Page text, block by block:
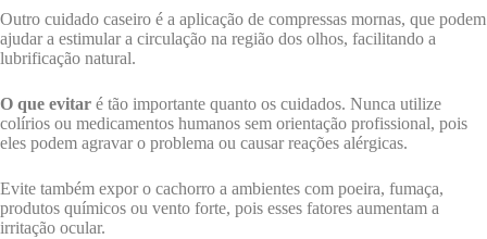
Outro cuidado caseiro é a aplicação de compressas mornas, que podem
ajudar a estimular a circulação na região dos olhos, facilitando a
lubrificação natural.
O que evitar é tão importante quanto os cuidados. Nunca utilize
colírios ou medicamentos humanos sem orientação profissional, pois
eles podem agravar o problema ou causar reações alérgicas.
Evite também expor o cachorro a ambientes com poeira, fumaça,
produtos químicos ou vento forte, pois esses fatores aumentam a
irritação ocular.